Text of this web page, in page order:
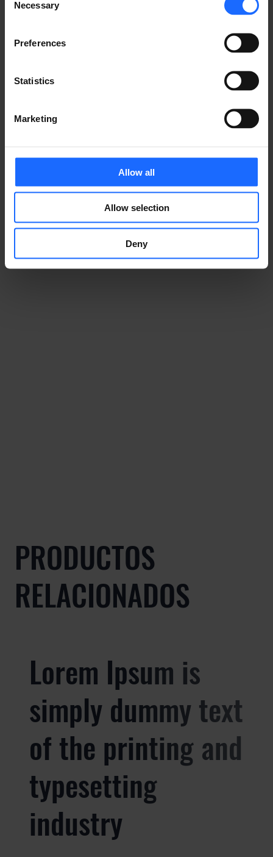
Selection
Necessary
Preferences
Statistics
Marketing
Allow all
Allow selection
Deny
¡Estamos aquí para ayudar!
PRODUCTOS
RELACIONADOS
Lorem Ipsum is
simply dummy text
of the printing and
typesetting
industry